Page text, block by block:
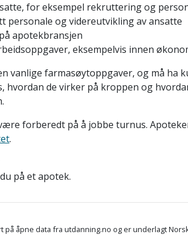
for eksempel rekruttering og
personale og videreutvikling av ansatte
apotekbransjen
eksempelvis innen
vanlige farmasøytoppgaver, og må ha
hvordan de virker på kroppen og
forberedt på å jobbe turnus.
.
på et apotek.
åpne data fra utdanning.no og er underlagt